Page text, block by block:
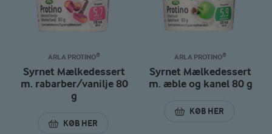
ARLA PROTINO®
Syrnet Mælkedessert
m. rabarber/vanilje 80
g
KØB HER
SYRNET MÆLKEDESSERT M. RABARBER/VANILJE
ARLA PROTINO®
Syrnet Mælkedessert
m. æble og kanel 80 g
KØB HER
SYRNET